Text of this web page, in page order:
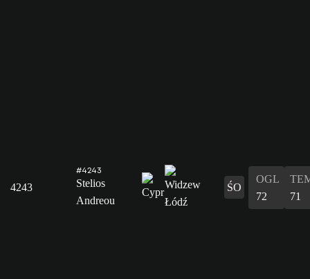
4243
#4243
Stelios
Andreou
ŚO
OGL
72
71